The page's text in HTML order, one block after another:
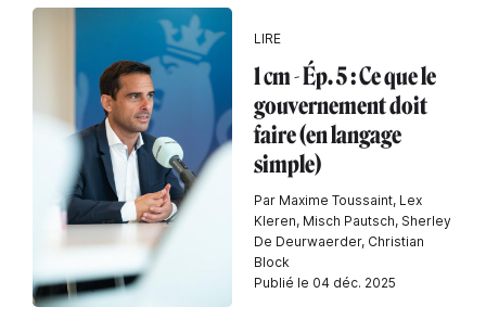
LIRE
1 cm - Ép. 5 : Ce que le
gouvernement doit
faire (en langage
simple)
Par Maxime Toussaint, Lex
Kleren, Misch Pautsch, Sherley
De Deurwaerder, Christian
Block
Publié le 04 déc. 2025